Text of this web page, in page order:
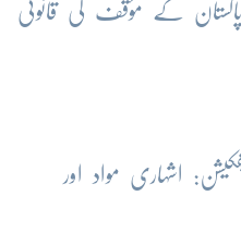
پاکستان کے مؤقف کی قانونی
اشہاری مواد اور